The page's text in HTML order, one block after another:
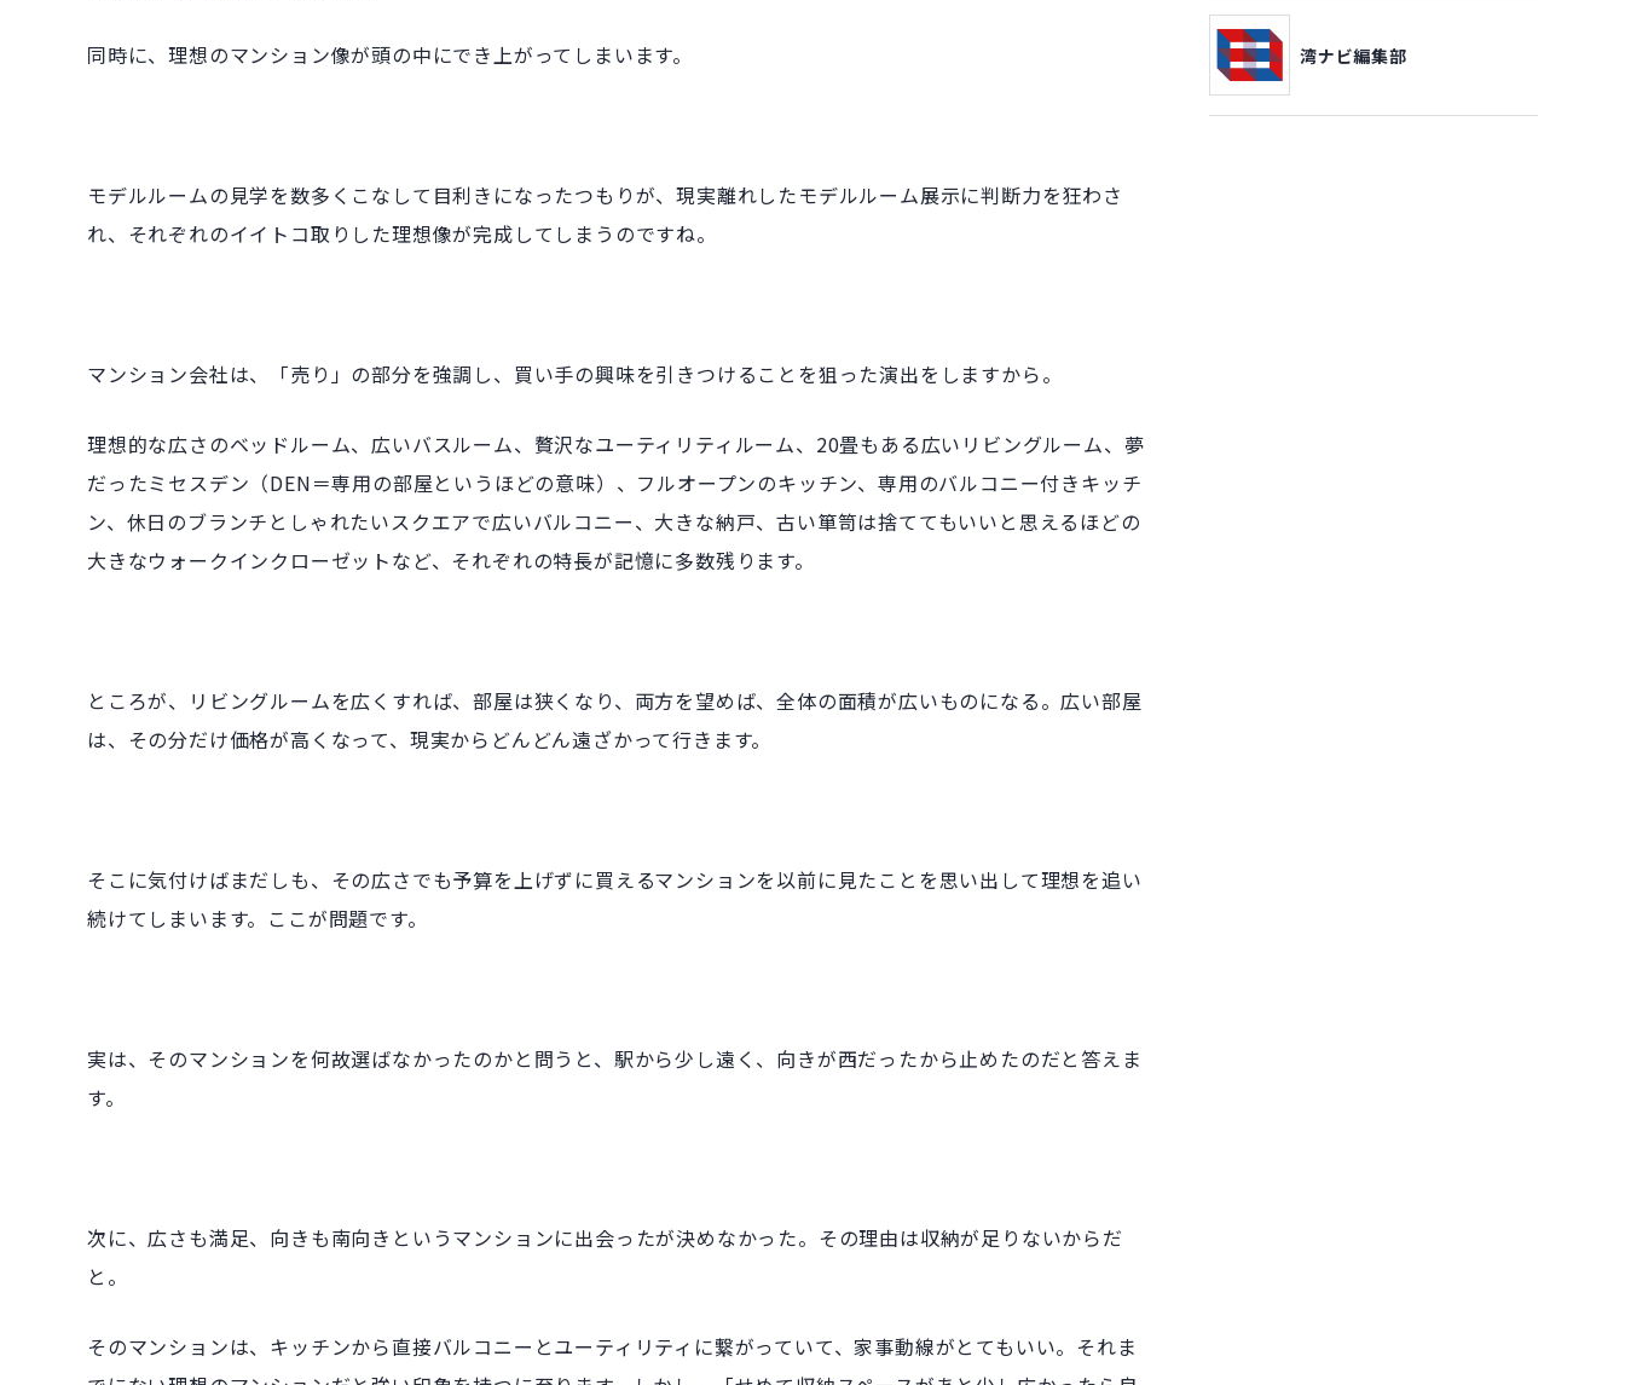
同時に、理想のマンション像が頭の中にでき上がってしまいます。
モデルルームの見学を数多くこなして目利きになったつもりが、現実離れしたモデルルーム展示に判断力を狂わさ
れ、それぞれのイイトコ取りした理想像が完成してしまうのですね。
マンション会社は、「売り」の部分を強調し、買い手の興味を引きつけることを狙った演出をしますから。
理想的な広さのベッドルーム、広いバスルーム、贅沢なユーティリティルーム、20畳もある広いリビングルーム、夢
だったミセスデン（DEN＝専用の部屋というほどの意味）、フルオープンのキッチン、専用のバルコニー付きキッチ
ン、休日のブランチとしゃれたいスクエアで広いバルコニー、大きな納戸、古い箪笥は捨ててもいいと思えるほどの
大きなウォークインクローゼットなど、それぞれの特長が記憶に多数残ります。
ところが、リビングルームを広くすれば、部屋は狭くなり、両方を望めば、全体の面積が広いものになる。広い部屋
は、その分だけ価格が高くなって、現実からどんどん遠ざかって行きます。
そこに気付けばまだしも、その広さでも予算を上げずに買えるマンションを以前に見たことを思い出して理想を追い
続けてしまいます。ここが問題です。
実は、そのマンションを何故選ばなかったのかと問うと、駅から少し遠く、向きが西だったから止めたのだと答えま
す。
次に、広さも満足、向きも南向きというマンションに出会ったが決めなかった。その理由は収納が足りないからだ
と。
そのマンションは、キッチンから直接バルコニーとユーティリティに繋がっていて、家事動線がとてもいい。それま
湾ナビ編集部